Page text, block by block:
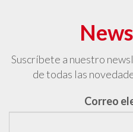
Suscríbete a nuestro
de todas las
Correo